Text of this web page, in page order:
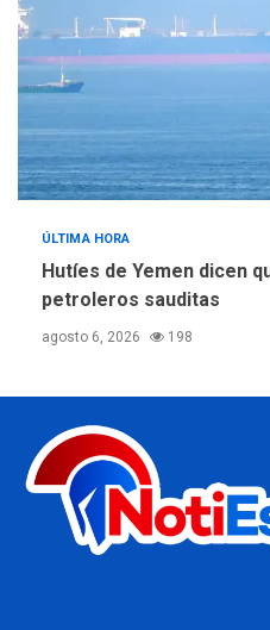
ÚLTIMA HORA
Hutíes de Yemen dicen
petroleros sauditas
agosto 6, 2026 198